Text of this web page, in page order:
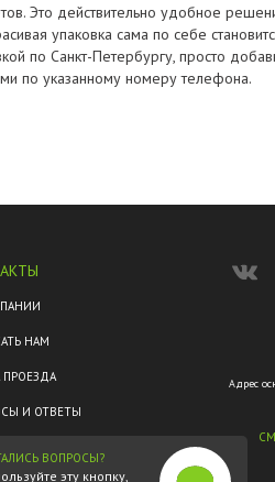
Это действительно удобное
упаковка сама по себе
по Санкт-Петербургу, просто
по указанному номеру телефона.
НАМ
ПРОЕЗДА
И ОТВЕТЫ
ВОПРОСЫ?
эту кнопку,
Адрес